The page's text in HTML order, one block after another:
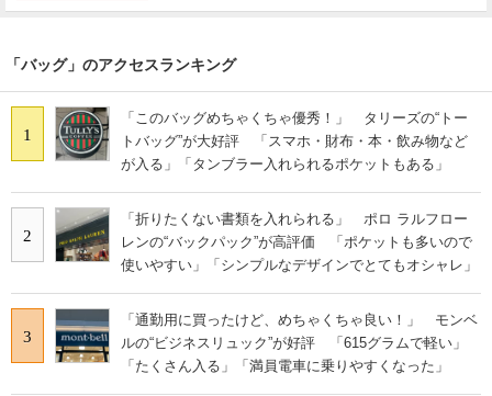
「バッグ」のアクセスランキング
1
「このバッグめちゃくちゃ優秀！」 タリーズの“トー
トバッグ”が大好評 「スマホ・財布・本・飲み物など
が入る」「タンブラー入れられるポケットもある」
2
「折りたくない書類を入れられる」 ポロ ラルフロー
レンの“バックパック”が高評価 「ポケットも多いので
使いやすい」「シンプルなデザインでとてもオシャレ」
3
「通勤用に買ったけど、めちゃくちゃ良い！」 モンベ
ルの“ビジネスリュック”が好評 「615グラムで軽い」
「たくさん入る」「満員電車に乗りやすくなった」